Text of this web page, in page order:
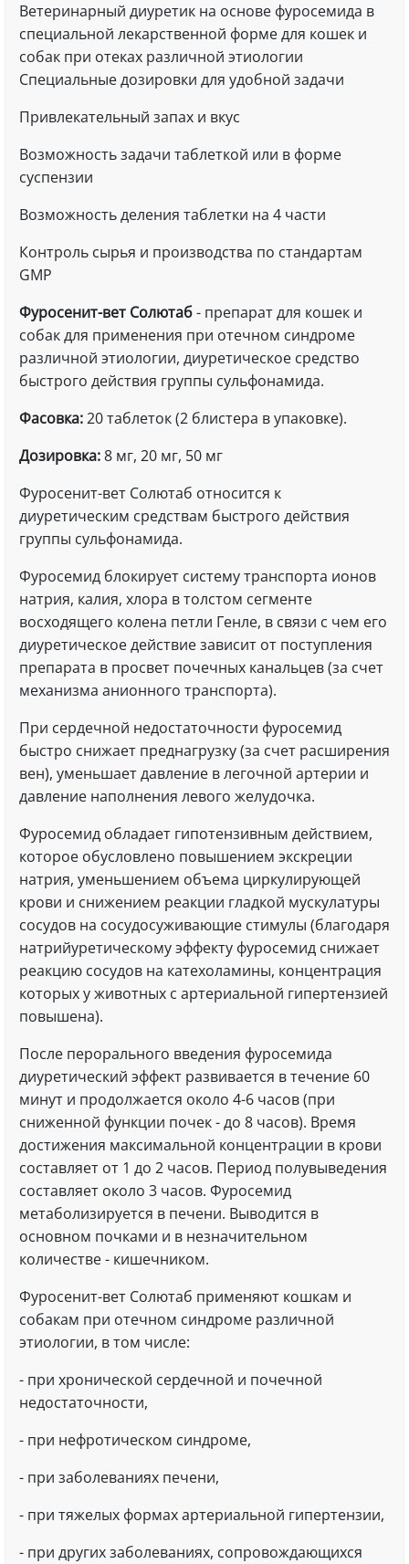
Ветеринарный диуретик на основе фуросемида в
специальной лекарственной форме для кошек и
собак при отеках различной этиологии
Специальные дозировки для удобной задачи
Привлекательный запах и вкус
Возможность задачи таблеткой или в форме
суспензии
Возможность деления таблетки на 4 части
Контроль сырья и производства по стандартам
GMP
Фуросенит-вет Солютаб- препарат для кошек и
собак для применения при отечном синдроме
различной этиологии, диуретическое средство
быстрого действия группы сульфонамида.
Фасовка:20 таблеток (2 блистера в упаковке).
Дозировка:8 мг, 20 мг, 50 мг
Фуросенит-вет Солютаб относится к
диуретическим средствам быстрого действия
группы сульфонамида.
Фуросемид блокирует систему транспорта ионов
натрия, калия, хлора в толстом сегменте
восходящего колена петли Генле, в связи с чем его
диуретическое действие зависит от поступления
препарата в просвет почечных канальцев (за счет
механизма анионного транспорта).
При сердечной недостаточности фуросемид
быстро снижает преднагрузку (за счет расширения
вен), уменьшает давление в легочной артерии и
давление наполнения левого желудочка.
Фуросемид обладает гипотензивным действием,
которое обусловлено повышением экскреции
натрия, уменьшением объема циркулирующей
крови и снижением реакции гладкой мускулатуры
сосудов на сосудосуживающие стимулы (благодаря
натрийуретическому эффекту фуросемид снижает
реакцию сосудов на катехоламины, концентрация
которых у животных с артериальной гипертензией
повышена).
После перорального введения фуросемида
диуретический эффект развивается в течение 60
минут и продолжается около 4-6 часов (при
сниженной функции почек - до 8 часов). Время
достижения максимальной концентрации в крови
составляет от 1 до 2 часов. Период полувыведения
составляет около 3 часов. Фуросемид
метаболизируется в печени. Выводится в
основном почками и в незначительном
количестве - кишечником.
Фуросенит-вет Солютаб применяют кошкам и
собакам при отечном синдроме различной
этиологии, в том числе:
- при хронической сердечной и почечной
недостаточности,
- при нефротическом синдроме,
- при заболеваниях печени,
- при тяжелых формах артериальной гипертензии,
- при других заболеваниях, сопровождающихся